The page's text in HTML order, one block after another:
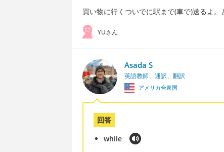
買い物に行くついでに駅まで(車で)送るよ
YUさん
Asada S
英語教師、通訳、翻訳
アメリカ合衆国
回答
while